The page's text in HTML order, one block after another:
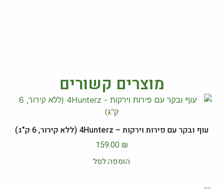
מוצרים קשורים
עוף ובקר עם פירות וירקות – 4Hunterz (ללא קירור, 6 ק"ג)
159.00 ₪
הוספה לסל